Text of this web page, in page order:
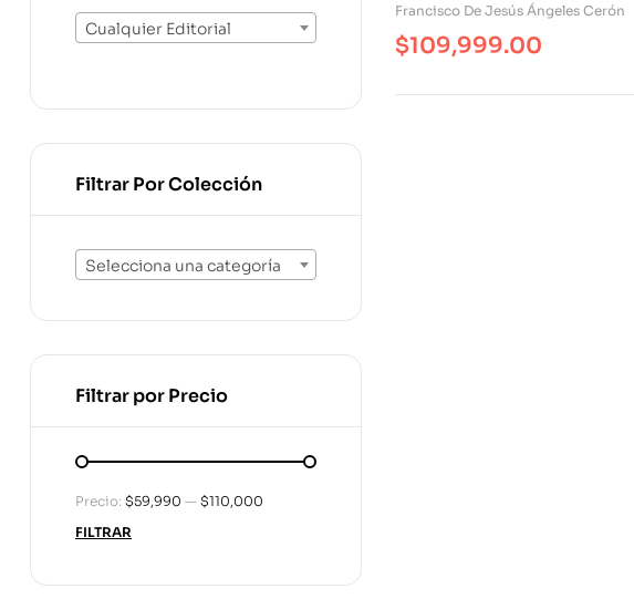
Francisco De Jesús Ángeles Cerón
$109,999.00
Cualquier Editorial
Filtrar Por Colección
Selecciona una categoría
Filtrar por Precio
FILTRAR
Precio: $59,990 — $110,000